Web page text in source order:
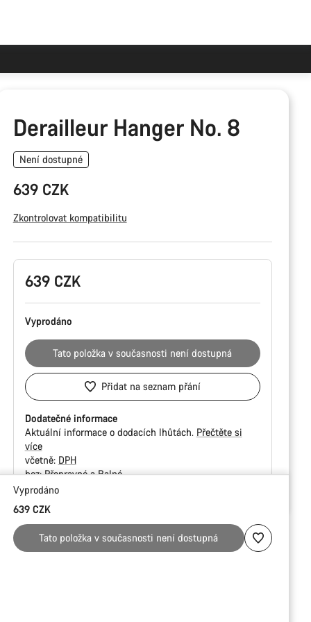
Derailleur Hanger No. 8
Není dostupné
639 CZK
Zkontrolovat kompatibilitu
Konfigurace
produktu
639 CZK
Vyprodáno
Tato položka v současnosti není dostupná
Přidat na seznam přání
Dodatečné informace
Aktuální informace o dodacích lhůtách. Přečtěte si
více
včetně: DPH
bez:Přepravné a Balné
Důvody
ke
koupi
Vyprodáno
639 CZK
Tato položka v současnosti není dostupná